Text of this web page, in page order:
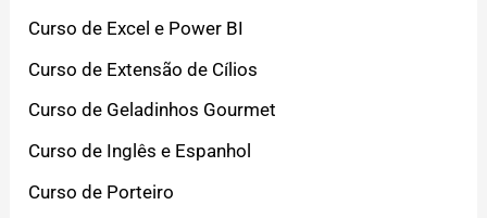
Curso de Excel e Power BI
Curso de Extensão de Cílios
Curso de Geladinhos Gourmet
Curso de Inglês e Espanhol
Curso de Porteiro